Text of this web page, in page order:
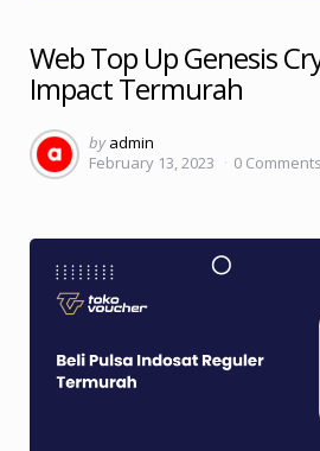
Web Top Up Genesis
Impact Termurah
Posted
by
by admin
February 13, 2023
0 Comments